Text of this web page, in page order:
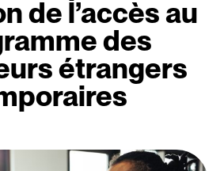
de l’accès au
des
étrangers